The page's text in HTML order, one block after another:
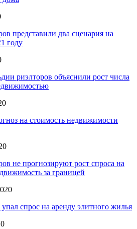
представили два сценария на
году
риэлторов объяснили рост числа
на стоимость недвижимости
не прогнозируют рост спроса на
за границей
спрос на аренду элитного жилья